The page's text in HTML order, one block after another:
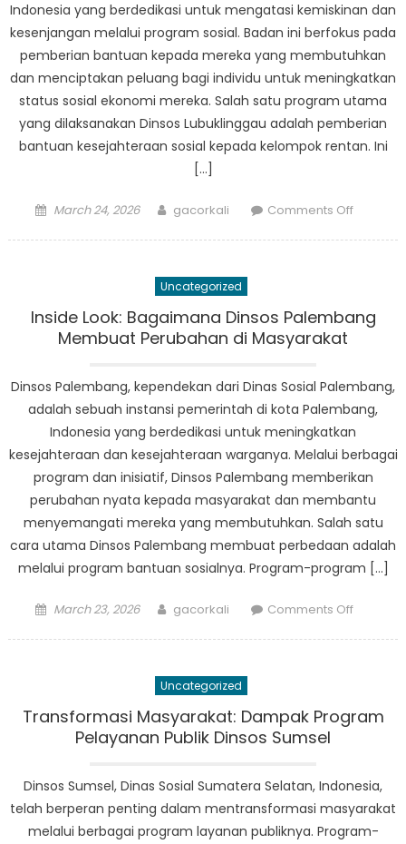
Indonesia yang berdedikasi untuk mengatasi kemiskinan dan
kesenjangan melalui program sosial. Badan ini berfokus pada
pemberian bantuan kepada mereka yang membutuhkan
dan menciptakan peluang bagi individu untuk meningkatkan
status sosial ekonomi mereka. Salah satu program utama
yang dilaksanakan Dinsos Lubuklinggau adalah pemberian
bantuan kesejahteraan sosial kepada kelompok rentan. Ini
[…]
Posted
March 24, 2026 Author
gacorkali Comments Offon
dan
Sosial
Uncategorized
Inside Look: Bagaimana Dinsos Palembang
Membuat Perubahan di Masyarakat
Dinsos Palembang, kependekan dari Dinas Sosial Palembang,
adalah sebuah instansi pemerintah di kota Palembang,
Indonesia yang berdedikasi untuk meningkatkan
kesejahteraan dan kesejahteraan warganya. Melalui berbagai
program dan inisiatif, Dinsos Palembang memberikan
perubahan nyata kepada masyarakat dan membantu
menyemangati mereka yang membutuhkan. Salah satu
cara utama Dinsos Palembang membuat perbedaan adalah
melalui program bantuan sosialnya. Program-program […]
Posted
March 23, 2026 Author
gacorkali Comments Offon
Uncategorized
Transformasi Masyarakat: Dampak Program
Pelayanan Publik Dinsos Sumsel
Dinsos Sumsel, Dinas Sosial Sumatera Selatan, Indonesia,
telah berperan penting dalam mentransformasi masyarakat
melalui berbagai program layanan publiknya. Program-